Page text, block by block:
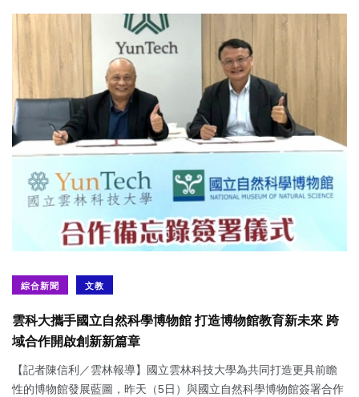
綜合新聞 文教
雲科大攜手國立自然科學博物館 打造博物館教育新未來 跨
域合作開啟創新新篇章
【記者陳信利／雲林報導】國立雲林科技大學為共同打造更具前瞻
性的博物館發展藍圖，昨天（5日）與國立自然科學博物館簽署合作